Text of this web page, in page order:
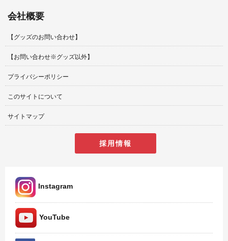
会社概要
【グッズのお問い合わせ】
【お問い合わせ※グッズ以外】
プライバシーポリシー
このサイトについて
サイトマップ
採用情報
Instagram
YouTube